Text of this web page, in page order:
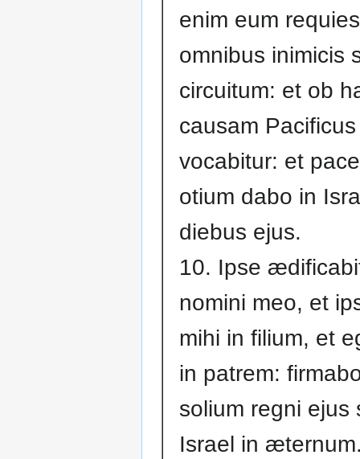
enim eum
omnibus inimicis
circuitum: et ob
causam Pacificus
vocabitur: et
otium dabo in
diebus ejus.
10. Ipse
nomini meo, et
mihi in filium, et
in patrem:
solium regni ejus
Israel in